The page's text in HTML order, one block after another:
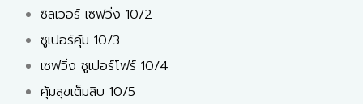
ซิลเวอร์ เซฟวิ่ง 10/2
ซูเปอร์คุ้ม 10/3
เซฟวิ่ง ซูเปอร์โฟร์ 10/4
คุ้มสุขเต็มสิบ 10/5